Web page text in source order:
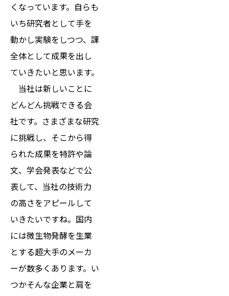
くなっています。自らも
いち研究者として手を
動かし実験をしつつ、課
全体として成果を出し
ていきたいと思います。
当社は新しいことに
どんどん挑戦できる会
社です。さまざまな研究
に挑戦し、そこから得
られた成果を特許や論
文、学会発表などで公
表して、当社の技術力
の高さをアピールして
いきたいですね。国内
には微生物発酵を生業
とする超大手のメーカ
ーが数多くあります。い
つかそんな企業と肩を